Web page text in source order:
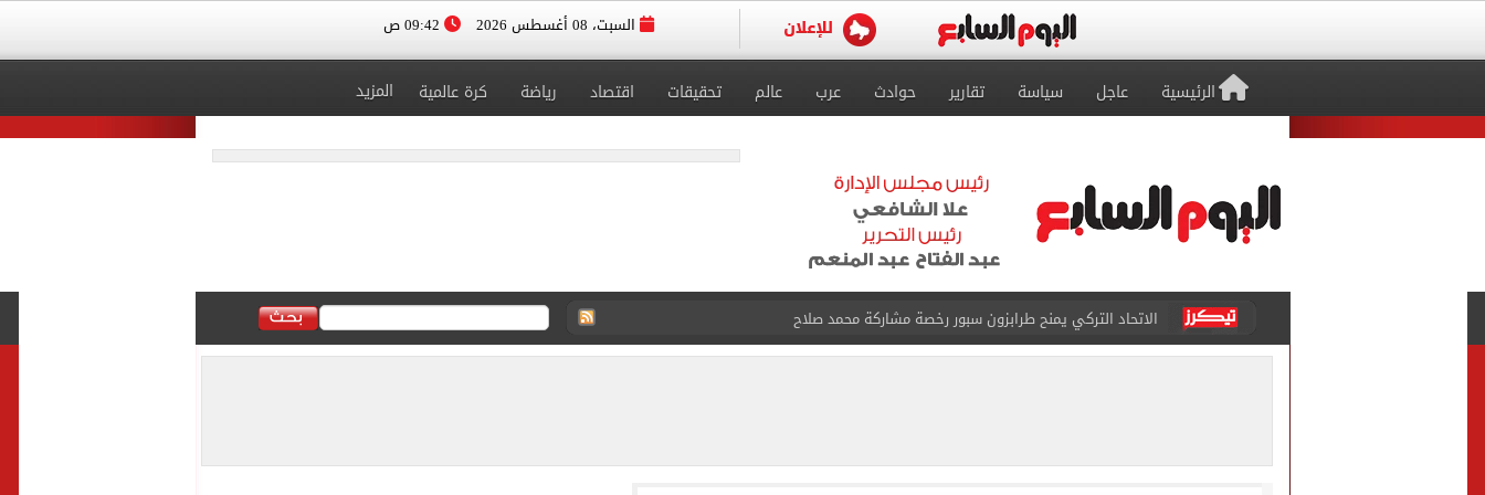
السبت، 08 أغسطس 2026
الرئيسية عاجل سياسة تقارير حوادث عرب عالم تحقيقات اقتصاد رياضة كرة عالمية المزيد
برشلونة يطرح تذاكر مواجهة الأهلي على كأس خوان جامبر
قفزة أعادت الزمن الجميل.. رأسية وائل جمعة فى مران الأهلي تستحضر أمجاد الصخرة